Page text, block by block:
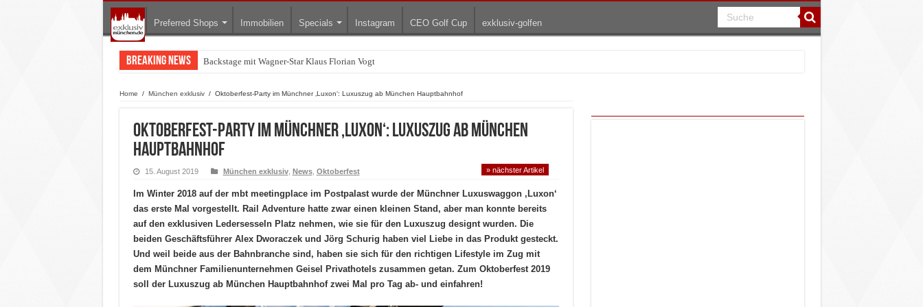
Preferred Shops Immobilien Specials Instagram CEO Golf Cup exklusiv-golfen
Breaking News Backstage mit Wagner-Star Klaus Florian Vogt
Home / München exklusiv / Oktoberfest-Party im Münchner ‚Luxon‘: Luxuszug ab München Hauptbahnhof
Oktoberfest-Party im Münchner ‚Luxon‘: Luxuszug ab München
Hauptbahnhof
15. August 2019 München exklusiv, News, Oktoberfest » nächster Artikel
Im Winter 2018 auf der mbt meetingplace im Postpalast wurde der Münchner Luxuswaggon ‚Luxon‘
das erste Mal vorgestellt. Rail Adventure hatte zwar einen kleinen Stand, aber man konnte bereits
auf den exklusiven Ledersesseln Platz nehmen, wie sie für den Luxuszug designt wurden. Die
beiden Geschäftsführer Alex Dworaczek und Jörg Schurig haben viel Liebe in das Produkt gesteckt.
Und weil beide aus der Bahnbranche sind, haben sie sich für den richtigen Lifestyle im Zug mit
dem Münchner Familienunternehmen Geisel Privathotels zusammen getan. Zum Oktoberfest 2019
soll der Luxuszug ab München Hauptbahnhof zwei Mal pro Tag ab- und einfahren!